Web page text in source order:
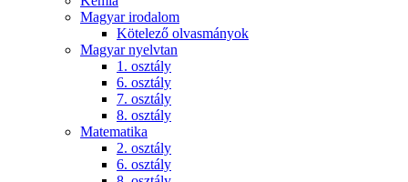
Magyar irodalom
Kötelező olvasmányok
Magyar nyelvtan
1. osztály
6. osztály
7. osztály
8. osztály
Matematika
2. osztály
6. osztály